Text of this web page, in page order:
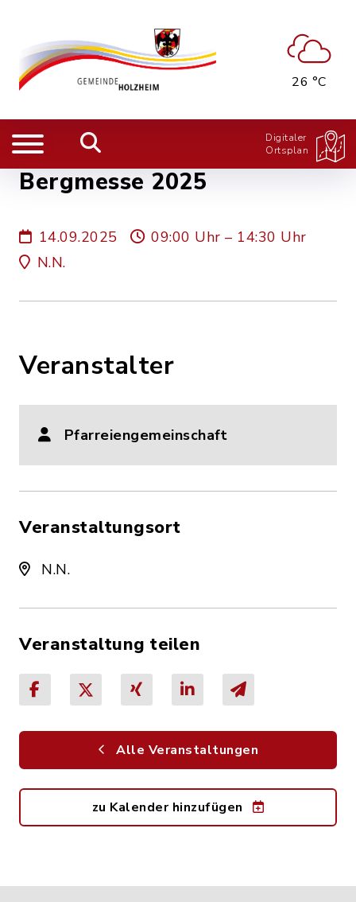
26 °C
Digitaler
Ortsplan
Bergmesse 2025
14.09.2025
09:00 Uhr – 14:30 Uhr
N.N.
Veranstalter
Pfarreiengemeinschaft
Veranstaltungsort
N.N.
Veranstaltung teilen
Alle Veranstaltungen
zu Kalender hinzufügen